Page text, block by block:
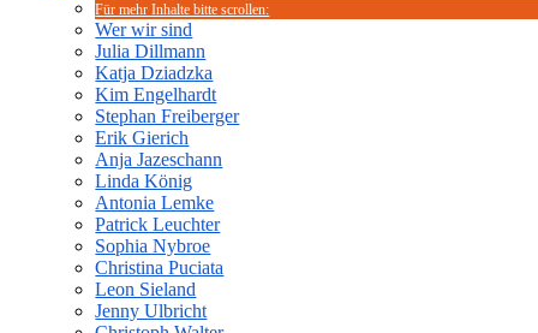
Für mehr Inhalte bitte scrollen:
Wer wir sind
Julia Dillmann
Katja Dziadzka
Kim Engelhardt
Stephan Freiberger
Erik Gierich
Anja Jazeschann
Linda König
Antonia Lemke
Patrick Leuchter
Sophia Nybroe
Christina Puciata
Leon Sieland
Jenny Ulbricht